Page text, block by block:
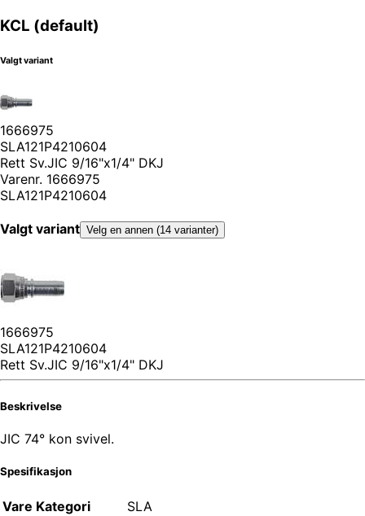
KCL (default)
Valgt variant
1666975
SLA121P4210604
Rett Sv.JIC 9/16"x1/4" DKJ
Varenr. 1666975
SLA121P4210604
Valgt variant Velg en annen (14 varianter)
1666975
SLA121P4210604
Rett Sv.JIC 9/16"x1/4" DKJ
Beskrivelse
JIC 74° kon svivel.
Spesifikasjon
Vare Kategori
SLA